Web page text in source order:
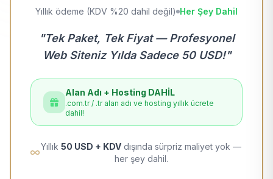
Yıllık ödeme (KDV %20 dahil değil) Her Şey Dahil
"Tek Paket, Tek Fiyat — Profesyonel
Web Siteniz Yılda Sadece 50 USD!"
Alan Adı + Hosting DAHİL
.com.tr / .tr alan adı ve hosting yıllık ücrete
dahil!
Yıllık 50 USD + KDV dışında sürpriz maliyet yok —
her şey dahil.